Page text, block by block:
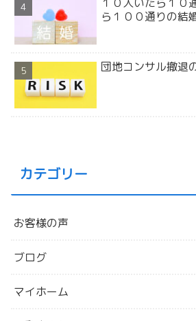
ら１００通りの結
団地コンサル撤退
カテゴリー
お客様の声
ブログ
マイホーム